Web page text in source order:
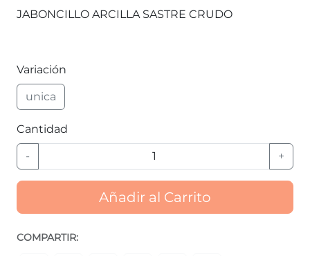
JABONCILLO ARCILLA SASTRE CRUDO
Variación
unica
Cantidad
- +
Añadir al Carrito
COMPARTIR: